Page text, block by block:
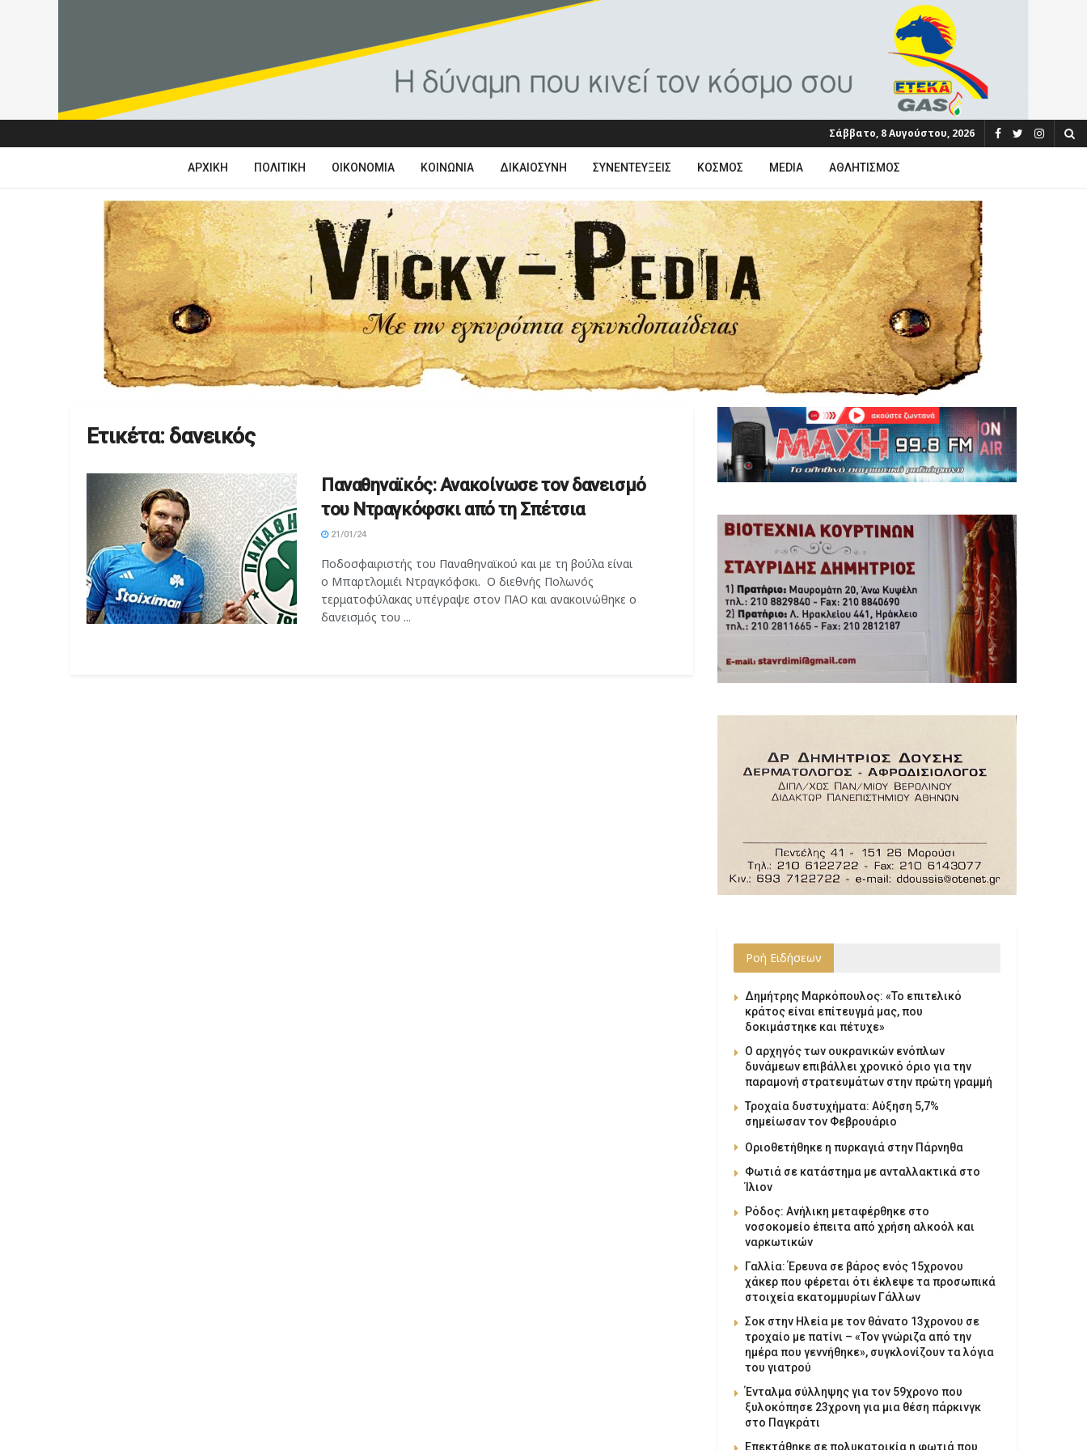
Σάββατο, 8 Αυγούστου, 2026
ΑΡΧΙΚΉ ΠΟΛΙΤΙΚΉ ΟΙΚΟΝΟΜΊΑ ΚΟΙΝΩΝΊΑ ΔΙΚΑΙΟΣΎΝΗ ΣΥΝΕΝΤΕΎΞΕΙΣ ΚΌΣΜΟΣ MEDIA ΑΘΛΗΤΙΣΜΌΣ
Ετικέτα: δανεικός
Παναθηναϊκός: Ανακοίνωσε τον δανεισμό
του Ντραγκόφσκι από τη Σπέτσια
21/01/24
Ποδοσφαιριστής του Παναθηναϊκού και με τη βούλα είναι
ο Μπαρτλομιέι Ντραγκόφσκι. Ο διεθνής Πολωνός
τερματοφύλακας υπέγραψε στον ΠΑΟ και ανακοινώθηκε ο
δανεισμός του ...
Ροή Ειδήσεων
Δημήτρης Μαρκόπουλος: «Το επιτελικό
κράτος είναι επίτευγμά μας, που
δοκιμάστηκε και πέτυχε»
Ο αρχηγός των ουκρανικών ενόπλων
δυνάμεων επιβάλλει χρονικό όριο για την
παραμονή στρατευμάτων στην πρώτη γραμμή
Τροχαία δυστυχήματα: Αύξηση 5,7%
σημείωσαν τον Φεβρουάριο
Οριοθετήθηκε η πυρκαγιά στην Πάρνηθα
Φωτιά σε κατάστημα με ανταλλακτικά στο
Ίλιον
Ρόδος: Ανήλικη μεταφέρθηκε στο
νοσοκομείο έπειτα από χρήση αλκοόλ και
ναρκωτικών
Γαλλία: Έρευνα σε βάρος ενός 15χρονου
χάκερ που φέρεται ότι έκλεψε τα προσωπικά
στοιχεία εκατομμυρίων Γάλλων
Σοκ στην Ηλεία με τον θάνατο 13χρονου σε
τροχαίο με πατίνι – «Τον γνώριζα από την
ημέρα που γεννήθηκε», συγκλονίζουν τα λόγια
του γιατρού
Ένταλμα σύλληψης για τον 59χρονο που
ξυλοκόπησε 23χρονη για μια θέση πάρκινγκ
στο Παγκράτι
Επεκτάθηκε σε πολυκατοικία η φωτιά που